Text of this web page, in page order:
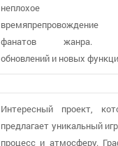
неплохое
фанатов жанра.
обновлений и новых
Интересный проект,
предлагает уникальный
процесс и атмосферу.